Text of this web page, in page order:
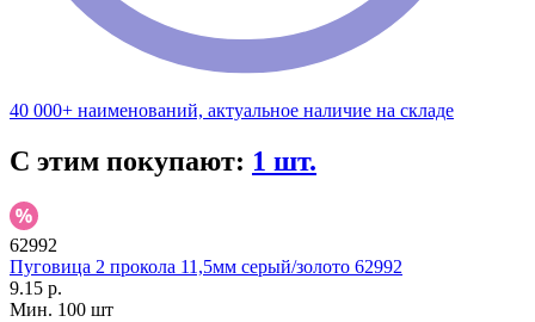
40 000+ наименований, актуальное наличие на складе
С этим покупают: 1 шт.
62992
Пуговица 2 прокола 11,5мм серый/золото 62992
9.15 р.
Мин. 100 шт